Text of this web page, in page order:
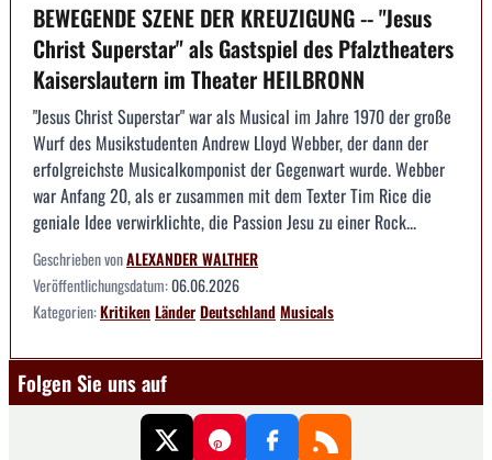
BEWEGENDE SZENE DER KREUZIGUNG -- "Jesus
Christ Superstar" als Gastspiel des Pfalztheaters
Kaiserslautern im Theater HEILBRONN
"Jesus Christ Superstar" war als Musical im Jahre 1970 der große
Wurf des Musikstudenten Andrew Lloyd Webber, der dann der
erfolgreichste Musicalkomponist der Gegenwart wurde. Webber
war Anfang 20, als er zusammen mit dem Texter Tim Rice die
geniale Idee verwirklichte, die Passion Jesu zu einer Rock...
Geschrieben vonALEXANDER WALTHER
Veröffentlichungsdatum:06.06.2026
Kategorien:KritikenLänderDeutschlandMusicals
Folgen Sie uns auf